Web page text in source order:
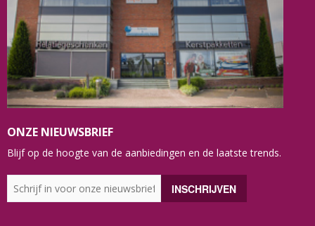
ONZE NIEUWSBRIEF
Blijf op de hoogte van de aanbiedingen en de laatste trends.